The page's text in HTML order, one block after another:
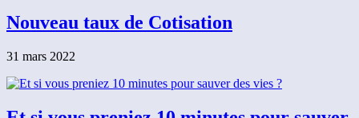
Nouveau taux de Cotisation
31 mars 2022